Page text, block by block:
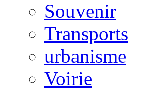
Souvenir
Transports
urbanisme
Voirie